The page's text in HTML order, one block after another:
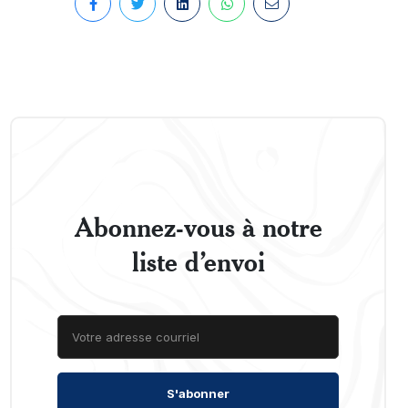
Abonnez-vous à notre
liste d’envoi